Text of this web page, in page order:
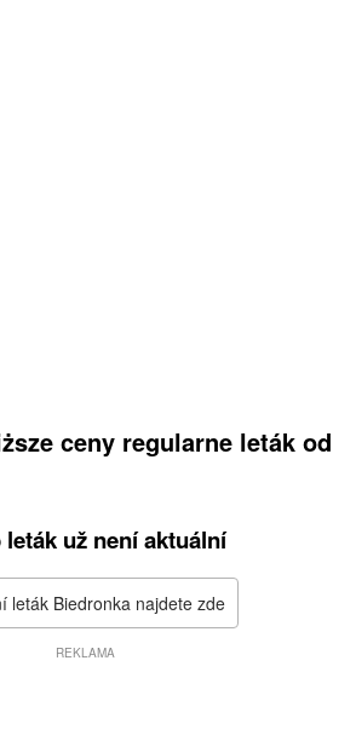
ceny regularne leták od
leták už není aktuální
leták Biedronka najdete zde
REKLAMA